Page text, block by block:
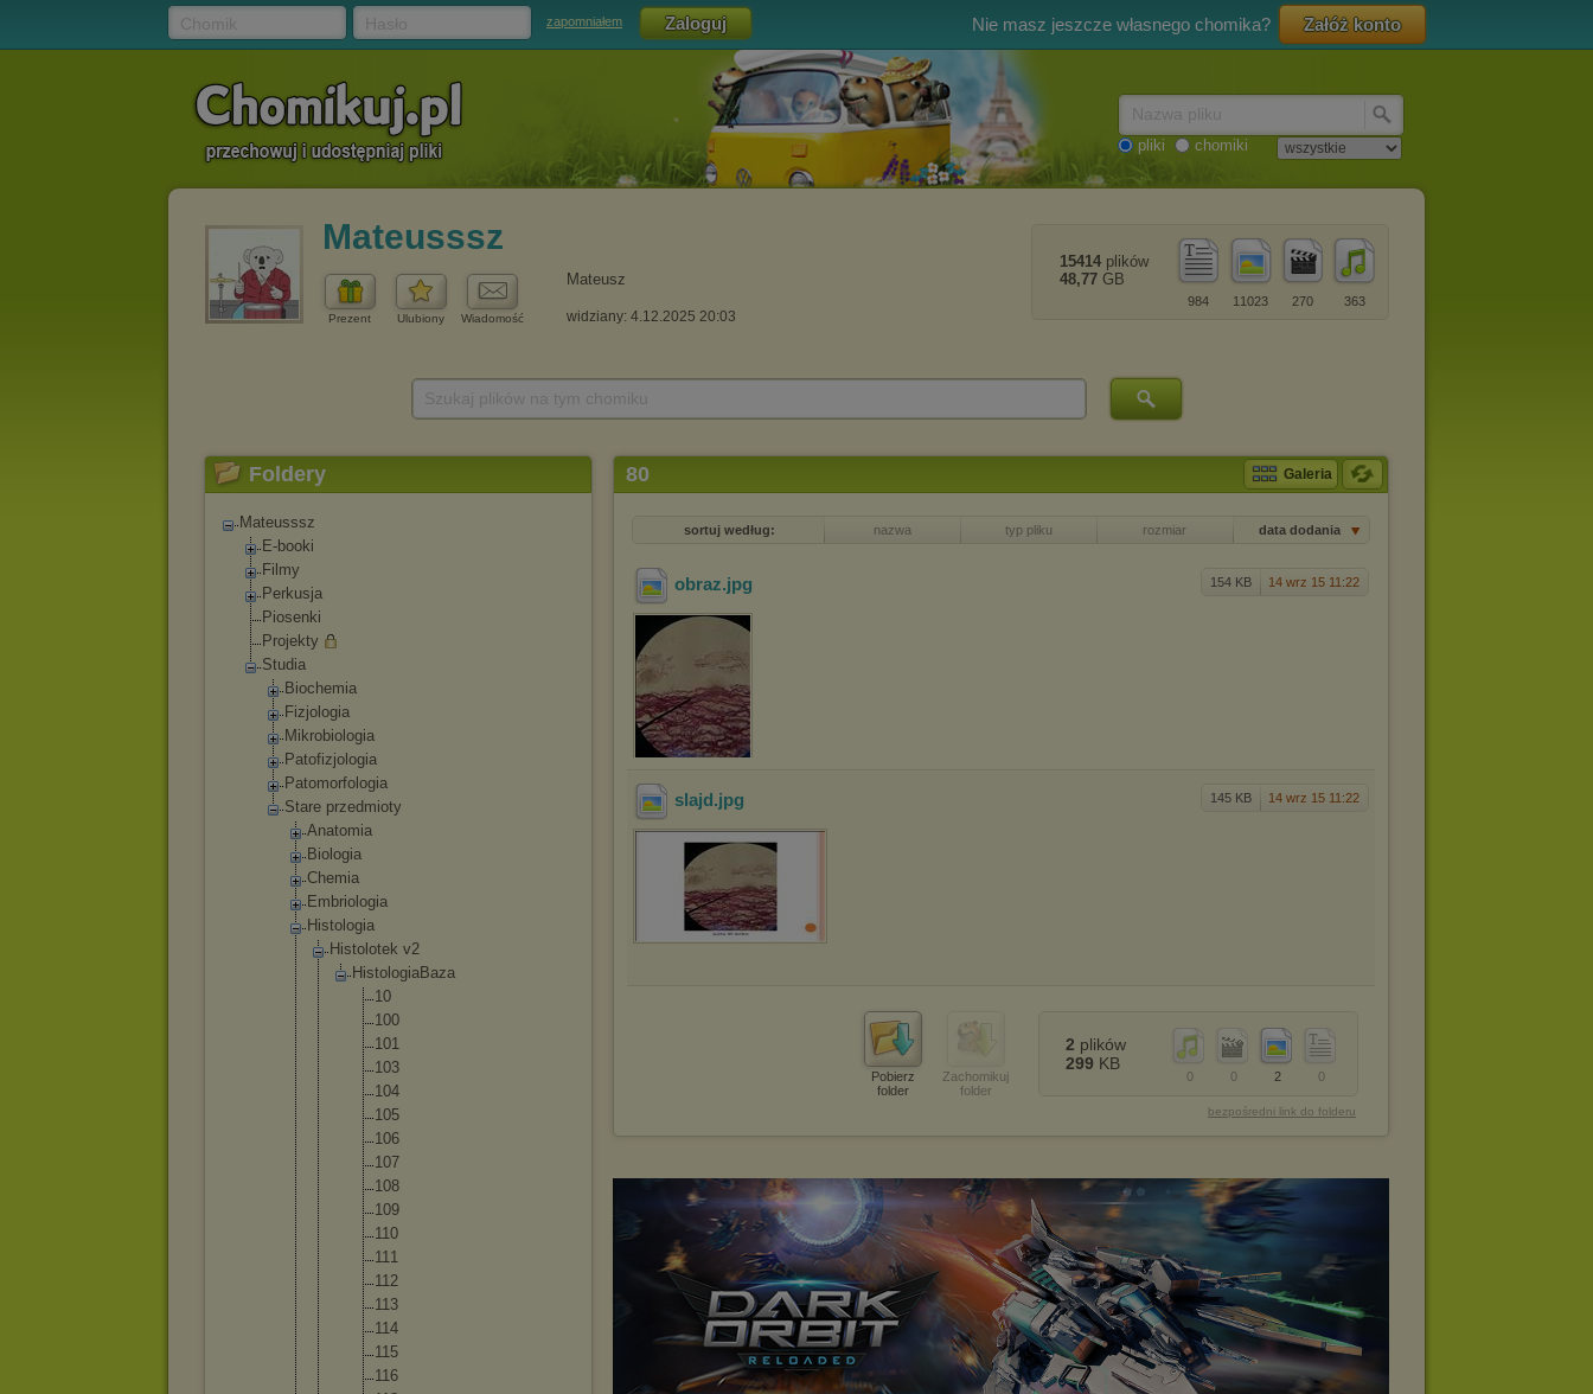
zapomniałem Nie masz jeszcze własnego chomika? Załóż konto
pliki chomiki
Mateusssz
Prezent Ulubiony Wiadomość
Mateusz
widziany: 4.12.2025 20:03
363
270
11023
984
15414 plików
48,77 GB
Foldery
Mateusssz
E-booki
Filmy
Perkusja
Piosenki
Projekty
Studia
Biochemia
Fizjologia
Mikrobiologia
Patofizjologia
Patomorfologia
Stare przedmioty
Anatomia
Biologia
Chemia
Embriologia
Histologia
Histolotek v2
Histo logiaBaza
10
100
101
103
104
105
106
107
108
109
110
111
112
113
114
115
116
80 Galeria
sortuj według: nazwa typ pliku rozmiar data dodania
154 KB 14 wrz 15 11:22
obraz.jpg
145 KB 14 wrz 15 11:22
slajd .jpg
Pobierz
folder
Zachomikuj
folder
0
2
0
0
2 plików
299 KB
bezpośredni link do folderu